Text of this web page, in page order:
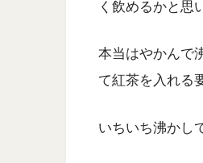
く飲めるかと思
本当はやかんで
て紅茶を入れる
いちいち沸かし